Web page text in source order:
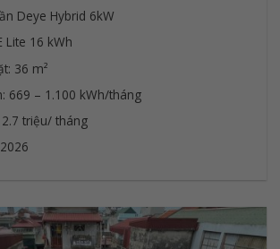
Deye Hybrid 6kW
Lite 16 kWh
36 m²
669 – 1.100 kWh/tháng
triệu/ tháng